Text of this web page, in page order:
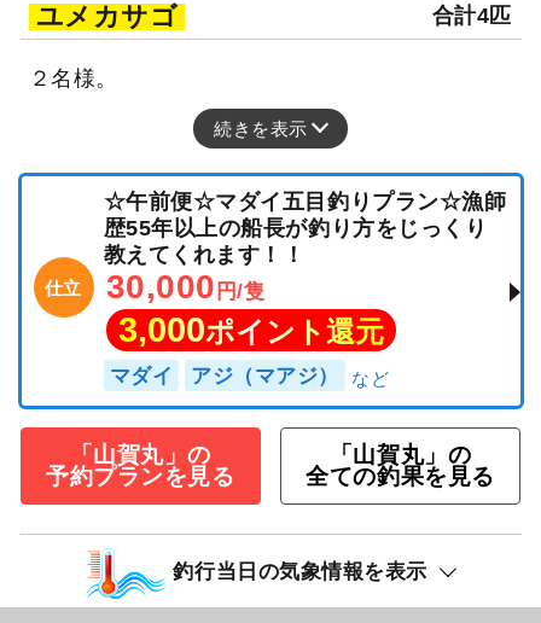
ユメカサゴ 合計4匹
２名様。
続きを表示
仕立
☆午前便☆マダイ五目釣りプラン☆漁師
歴55年以上の船長が釣り方をじっくり
教えてくれます！！
30,000 円/隻
3,000ポイント還元
マダイ アジ（マアジ）
「山賀丸」の
予約プランを見る
「山賀丸」の
全ての釣果を見る
釣行当日の気象情報を表示